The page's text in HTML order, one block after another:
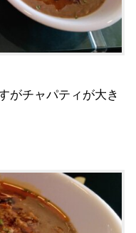
がチャパティが大き